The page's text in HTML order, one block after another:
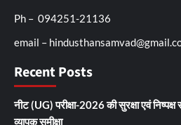
Ph – 094251-21136
email –
Recent Posts
नीट (UG) परीक्षा-2026 की सुरक्षा एवं
व्यापक समीक्षा